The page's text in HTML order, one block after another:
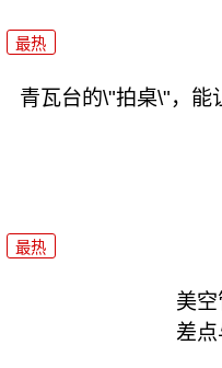
最热
青瓦台的\"拍桌\"，能
最热
美
差